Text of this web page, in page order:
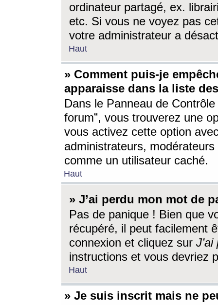
ordinateur partagé, ex.
etc. Si vous ne voyez pas
votre administrateur a
Haut
» Comment puis-je
apparaisse dans la liste
Dans le Panneau de
forum”, vous trouverez une
vous activez cette option
administrateurs,
comme un utilisateur caché.
Haut
» J’ai perdu mon mot de
Pas de panique ! Bien que
récupéré, il peut facilement
connexion et cliquez sur
instructions et vous devriez
Haut
» Je suis inscrit mais ne